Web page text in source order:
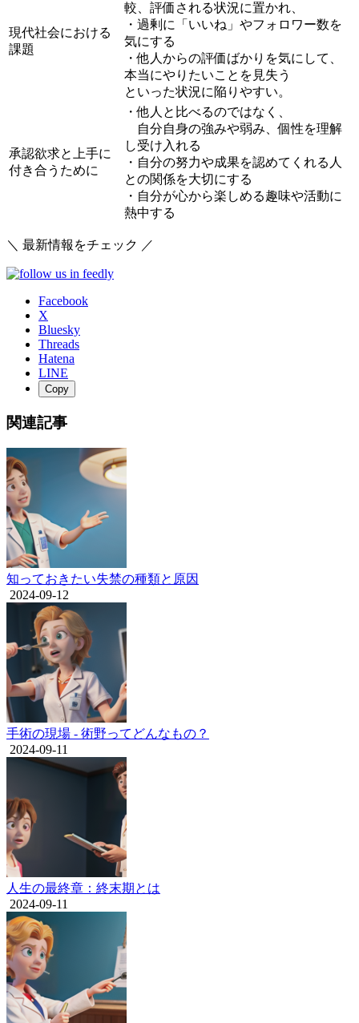
現代社会における
課題
較、評価される状況に置かれ、
・過剰に「いいね」やフォロワー数を
気にする
・他人からの評価ばかりを気にして、
本当にやりたいことを見失う
といった状況に陥りやすい。
承認欲求と上手に
付き合うために
・他人と比べるのではなく、
自分自身の強みや弱み、個性を理解
し受け入れる
・自分の努力や成果を認めてくれる人
との関係を大切にする
・自分が心から楽しめる趣味や活動に
熱中する
＼ 最新情報をチェック ／
Facebook
X
Bluesky
Threads
Hatena
LINE
Copy
関連記事
知っておきたい失禁の種類と原因
2024-09-12
手術の現場 - 術野ってどんなもの？
2024-09-11
人生の最終章：終末期とは
2024-09-11